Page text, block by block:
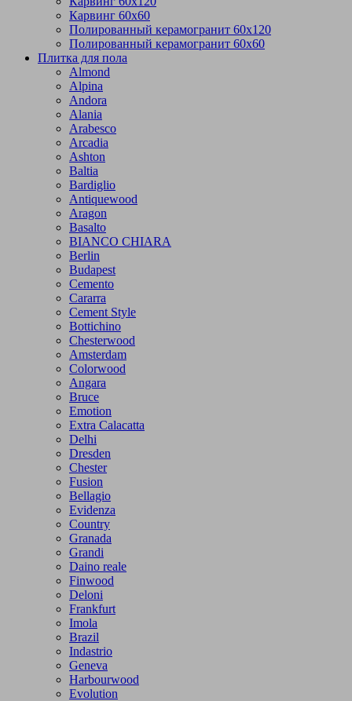
Карвинг 60х60
Полированный керамогранит 60х120
Полированный керамогранит 60х60
Плитка для пола
Almond
Alpina
Andora
Alania
Arabesco
Arcadia
Ashton
Baltia
Bardiglio
Antiquewood
Aragon
Basalto
BIANCO CHIARA
Berlin
Budapest
Cemento
Cararra
Cement Style
Bottichino
Chesterwood
Amsterdam
Colorwood
Angara
Bruce
Emotion
Extra Calacatta
Delhi
Dresden
Chester
Fusion
Bellagio
Evidenza
Country
Granada
Grandi
Daino reale
Finwood
Deloni
Frankfurt
Imola
Brazil
Indastrio
Geneva
Harbourwood
Evolution